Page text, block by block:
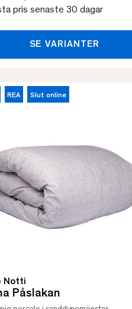
pris senaste 30 dagar
SE VARIANTER
REA Slut online
Notti
Påslakan